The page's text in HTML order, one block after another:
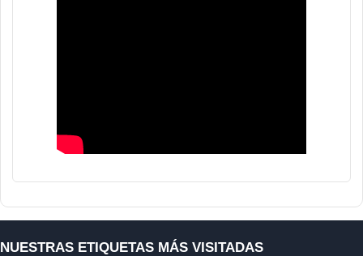
NUESTRAS ETIQUETAS MÁS VISITADAS